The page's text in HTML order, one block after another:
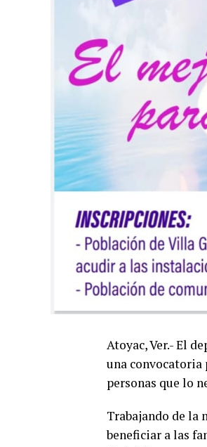
Atoyac, Ver.- El
una convocatoria
personas que lo
Trabajando de la
beneficiar a las